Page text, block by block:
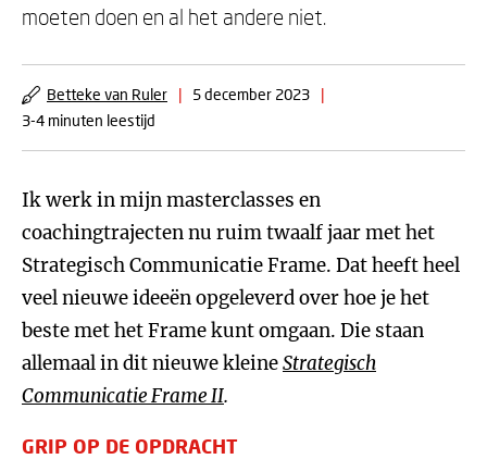
moeten doen en al het andere niet.
Betteke van Ruler | 5 december 2023
|
3-4 minuten leestijd
Ik werk in mijn masterclasses en
coachingtrajecten nu ruim twaalf jaar met het
Strategisch Communicatie Frame. Dat heeft heel
veel nieuwe ideeën opgeleverd over hoe je het
beste met het Frame kunt omgaan. Die staan
allemaal in dit nieuwe kleineStrategisch
Communicatie Frame II.
GRIP OP DE OPDRACHT